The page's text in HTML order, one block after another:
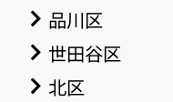
品川区
世田谷区
北区